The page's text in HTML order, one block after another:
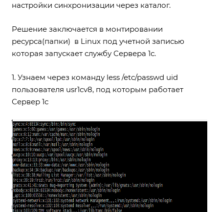
настройки синхронизации через каталог.
Решение заключается в монтировании
ресурса(папки) в Linux под учетной записью
которая запускает службу Сервера 1с.
1. Узнаем через команду less /etc/passwd uid
пользователя usr1cv8, под которым работает
Сервер 1с